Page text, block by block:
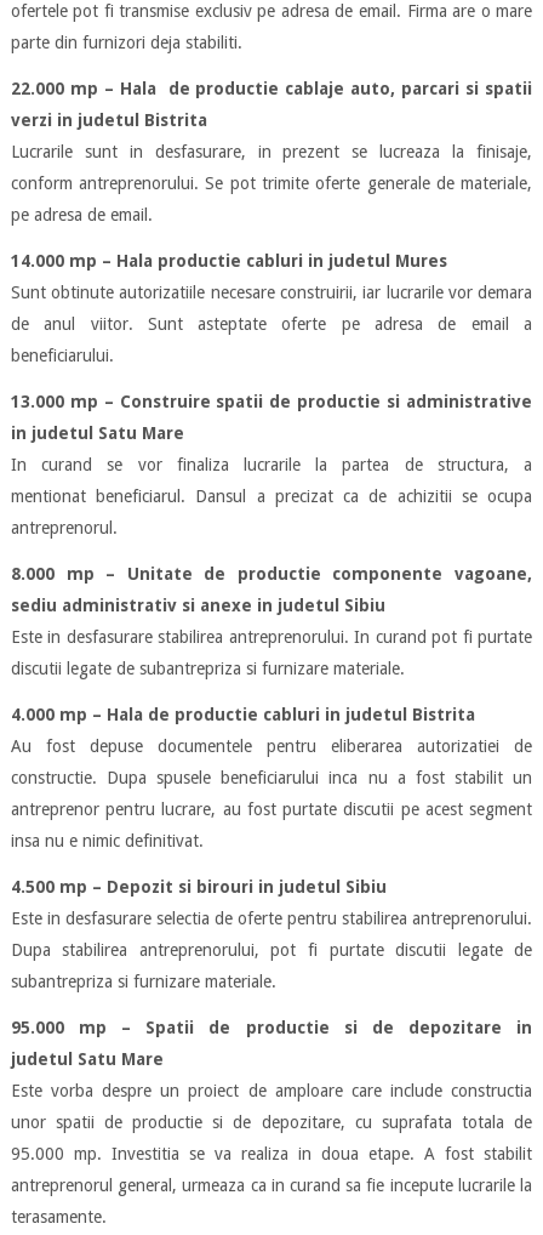
ofertele pot fi transmise exclusiv pe adresa de email. Firma are o mare
parte din furnizori deja stabiliti.
22.000 mp – Hala de productie cablaje auto, parcari si spatii
verzi in judetul Bistrita
Lucrarile sunt in desfasurare, in prezent se lucreaza la finisaje,
conform antreprenorului. Se pot trimite oferte generale de materiale,
pe adresa de email.
14.000 mp – Hala productie cabluri in judetul Mures
Sunt obtinute autorizatiile necesare construirii, iar lucrarile vor demara
de anul viitor. Sunt asteptate oferte pe adresa de email a
beneficiarului.
13.000 mp – Construire spatii de productie si administrative
in judetul Satu Mare
In curand se vor finaliza lucrarile la partea de structura, a
mentionat beneficiarul. Dansul a precizat ca de achizitii se ocupa
antreprenorul.
8.000 mp – Unitate de productie componente vagoane,
sediu administrativ si anexe in judetul Sibiu
Este in desfasurare stabilirea antreprenorului. In curand pot fi purtate
discutii legate de subantrepriza si furnizare materiale.
4.000 mp – Hala de productie cabluri in judetul Bistrita
Au fost depuse documentele pentru eliberarea autorizatiei de
constructie. Dupa spusele beneficiarului inca nu a fost stabilit un
antreprenor pentru lucrare, au fost purtate discutii pe acest segment
insa nu e nimic definitivat.
4.500 mp – Depozit si birouri in judetul Sibiu
Este in desfasurare selectia de oferte pentru stabilirea antreprenorului.
Dupa stabilirea antreprenorului, pot fi purtate discutii legate de
subantrepriza si furnizare materiale.
95.000 mp – Spatii de productie si de depozitare in
judetul Satu Mare
Este vorba despre un proiect de amploare care include constructia
unor spatii de productie si de depozitare, cu suprafata totala de
95.000 mp. Investitia se va realiza in doua etape. A fost stabilit
antreprenorul general, urmeaza ca in curand sa fie incepute lucrarile la
terasamente.